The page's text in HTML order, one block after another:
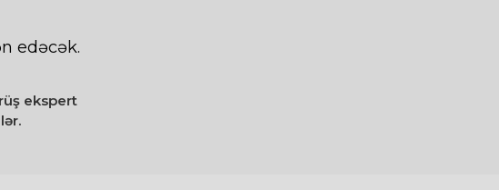
edəcək.
ekspert